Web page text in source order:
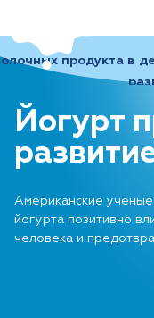
продукта в
Йогурт
Американские
йогурта позитивно
человека и